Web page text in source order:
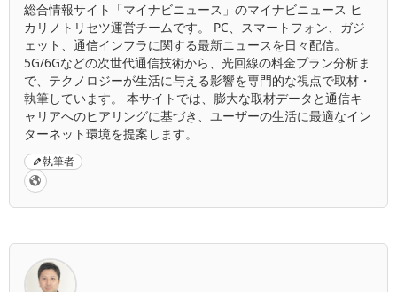
総合情報サイト「マイナビニュース」のマイナビニュース ヒ
カリノトリセツ運営チームです。 PC、スマートフォン、ガジ
ェット、通信インフラに関する最新ニュースを日々配信。
5G/6Gなどの次世代通信技術から、光回線の料金プラン分析ま
で、テクノロジーが生活に与える影響を専門的な視点で取材・
執筆しています。 本サイトでは、膨大な取材データと通信キ
ャリアへのヒアリングに基づき、ユーザーの生活に最適なイン
ターネット環境を提案します。
執筆者